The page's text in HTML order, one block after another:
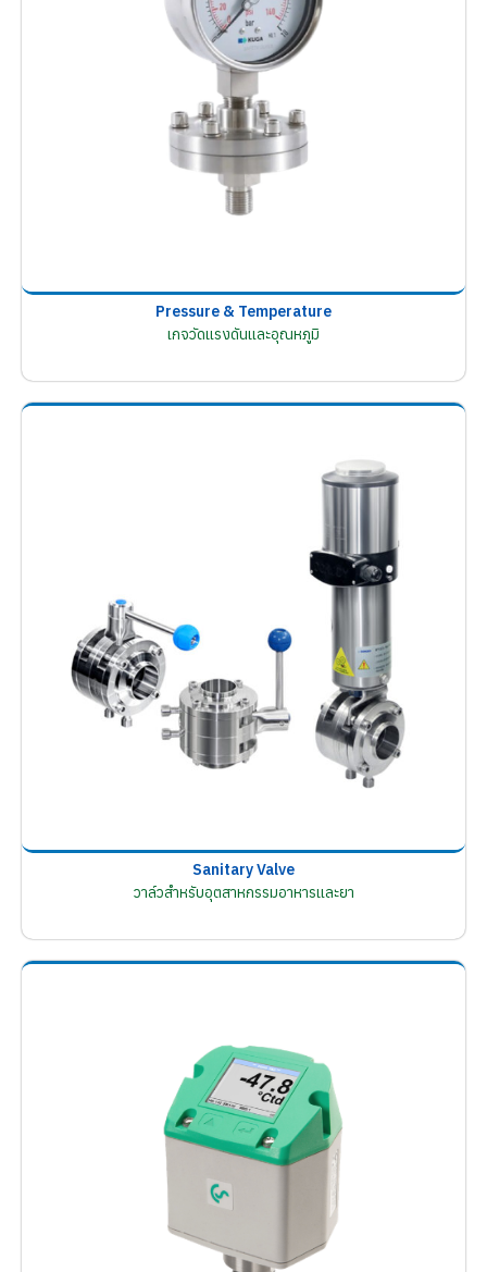
Pressure & Temperature
เกจวัดแรงดันและอุณหภูมิ
Sanitary Valve
วาล์วสำหรับอุตสาหกรรมอาหารและยา